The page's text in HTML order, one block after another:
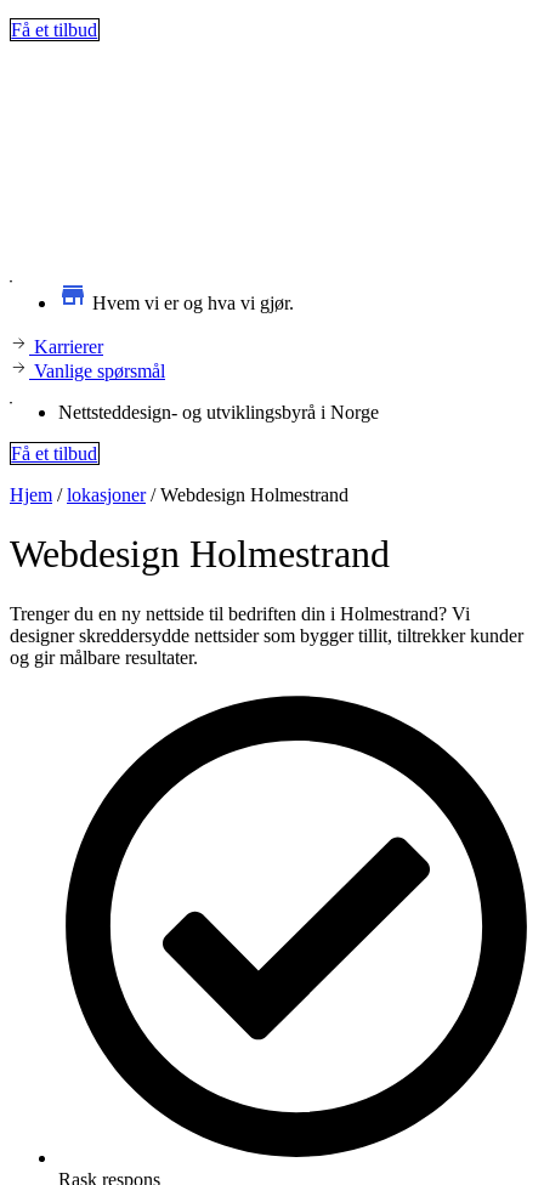
Få et tilbud
Hvem vi er og hva vi gjør.
Karrierer
Vanlige spørsmål
Nettsteddesign- og utviklingsbyrå i Norge
Få et tilbud
Hjem /lokasjoner/Webdesign Holmestrand
Webdesign Holmestrand
Trenger du en ny nettside til bedriften din i Holmestrand? Vi
designer skreddersydde nettsider som bygger tillit, tiltrekker kunder
og gir målbare resultater.
Rask respons